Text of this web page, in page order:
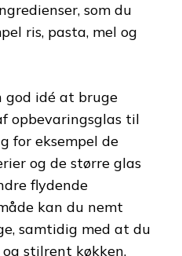
som du
ris, pasta, mel og
god idé at bruge
opbevaringsglas til
for eksempel de
og de større glas
flydende
kan du nemt
samtidig med at du
stilrent køkken.